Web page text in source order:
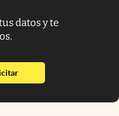
datos y te
abre en nueva pestaña